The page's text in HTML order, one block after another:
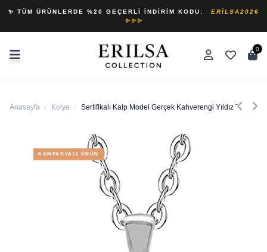
✨ TÜM ÜRÜNLERDE %20 GEÇERLI İNDIRIM KODU:
ERILSA2026
✨✨✨
0
Anasayfa / Kolye / Sertifikalı Kalp Model Gerçek Kahverengi Yıldız Taşı
KAMPANYALI ÜRÜN